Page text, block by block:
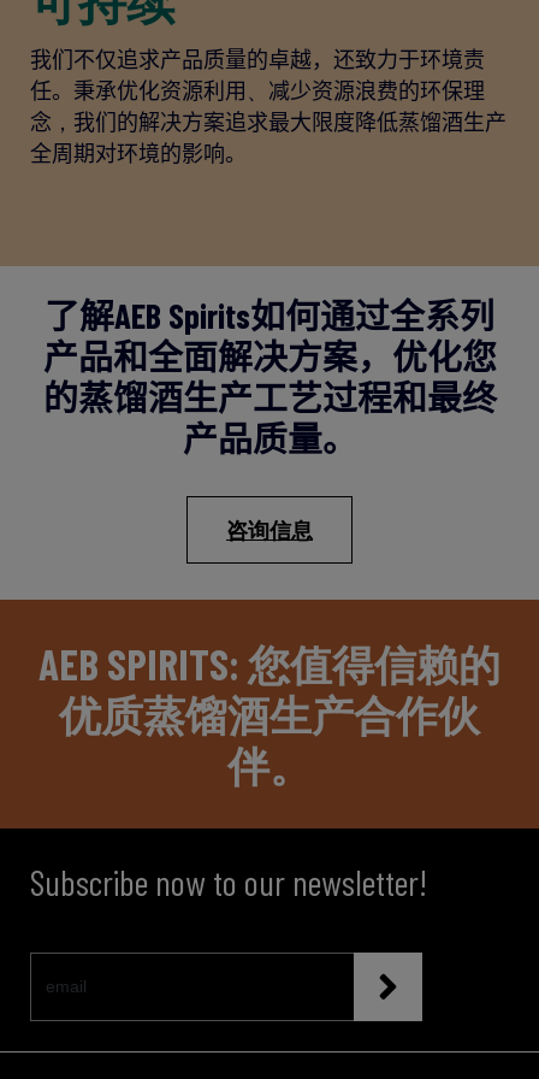
我们 不仅追求产品质量的卓越，还致力于环境责
任。 秉承优化资源利用 、 减少资源浪费的环保理
念 ， 我们的解决方案追求最大限度降低蒸馏酒生产
全周期对环境的影响。
了解AEB Spirits如何通过全系列
产品和全面解决方案，优化您
的蒸馏酒生产工艺过程和最终
产品质量。
咨询信息
AEB SPIRITS: 您值得信赖的
优质蒸馏酒生产合作伙
伴。
Subscribe now to our newsletter!